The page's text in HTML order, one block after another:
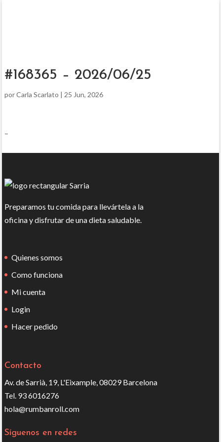
#168365 – 2026/06/25
porCarla Scarlato | 25 Jun, 2026
–
Preparamos tu comida para llevártela a la
oficina y disfrutar de una dieta saludable.
Quienes somos
Como funciona
Mi cuenta
Login
Hacer pedido
Contacto
Av. de Sarrià, 19, L'Eixample, 08029 Barcelona
Tel. 93 6016276
hola@rumbanroll.com
Síguenos en redes